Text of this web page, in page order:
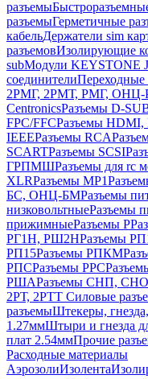
разъемы
разъемыГерметичные
кабельДержатели sim
разъемовИзолирующие
subМодули KEYSTONE
соединителиПереходные
2РМГ, 2РМТ, РМГ, ОНЦ-
CentronicsРазъемы D-
FPC/FFCРазъемы
IEEEРазъемы RCA
SCARTРазъемы SCSI
ГРПМШРазъемы для rc
XLRРазъемы МР1
БС, ОНЦ-БМРазъемы
низковольтныеРазъемы
прижимныеРазъемы Р
РГ1Н, РШ2НРазъемы
РП15Разъемы РПКМ
РПСРазъемы РРС
РШАРазъемы СНП, СНО
2РТ, 2РТТ Силовые
разъемыШтекеры,
1.27ммШтыри и гнезда
плат 2.54ммПрочие
Расходные материалы
АэрозолиИзолента